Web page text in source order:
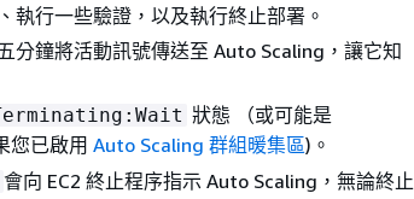
執行一些驗證，以及執行終止部署。
分鐘將活動訊號傳送至 Auto Scaling，讓它知
狀態 （或可能是
您已啟用 Auto Scaling 群組暖集區)。
會向 EC2 終止程序指示 Auto Scaling，無論終止